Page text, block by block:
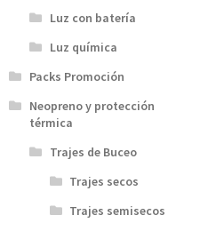
Luz con batería
Luz química
Packs Promoción
Neopreno y protección
térmica
Trajes de Buceo
Trajes secos
Trajes semisecos